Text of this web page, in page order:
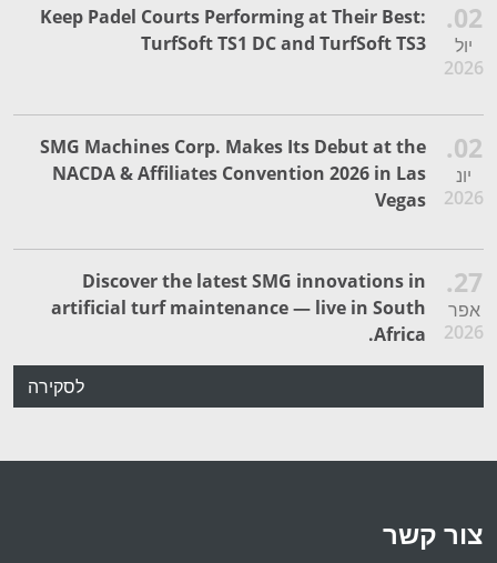
02.
יול
2026
Keep Padel Courts Performing at Their Best:
TurfSoft TS1 DC and TurfSoft TS3
02.
יונ
2026
SMG Machines Corp. Makes Its Debut at the
NACDA & Affiliates Convention 2026 in Las
Vegas
27.
אפר
2026
Discover the latest SMG innovations in
artificial turf maintenance — live in South
Africa.
לסקירה
צור קשר